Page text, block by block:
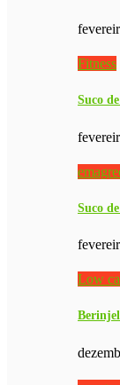
Fitness
Suco
Suco
Low